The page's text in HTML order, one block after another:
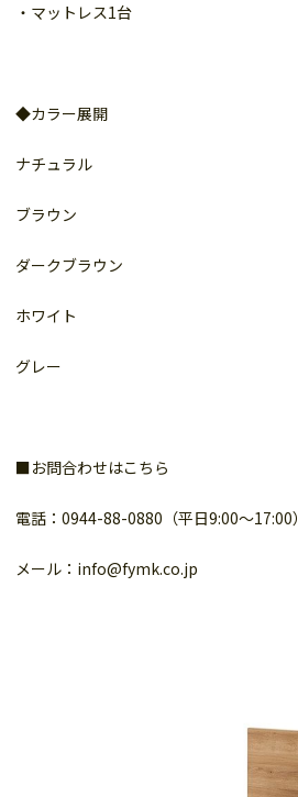
・マットレス1台
◆カラー展開
ナチュラル
ブラウン
ダークブラウン
ホワイト
グレー
■お問合わせはこちら
電話：0944-88-0880（平日9:00～17:00）
メール：info@fymk.co.jp